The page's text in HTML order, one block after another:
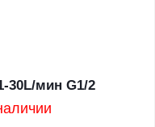
30L/мин G1/2